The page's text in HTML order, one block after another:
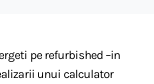
pe refurbished –in
unui calculator